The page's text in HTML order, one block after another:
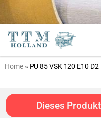
Home » PU 85 VSK 120 E10
Dieses